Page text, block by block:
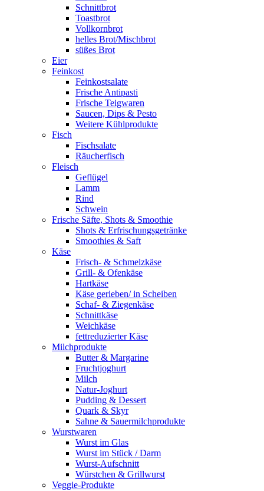
Schnittbrot
Toastbrot
Vollkornbrot
helles Brot/Mischbrot
süßes Brot
Eier
Feinkost
Feinkostsalate
Frische Antipasti
Frische Teigwaren
Saucen, Dips & Pesto
Weitere Kühlprodukte
Fisch
Fischsalate
Räucherfisch
Fleisch
Geflügel
Lamm
Rind
Schwein
Frische Säfte, Shots & Smoothie
Shots & Erfrischungsgetränke
Smoothies & Saft
Käse
Frisch- & Schmelzkäse
Grill- & Ofenkäse
Hartkäse
Käse gerieben/ in Scheiben
Schaf- & Ziegenkäse
Schnittkäse
Weichkäse
fettreduzierter Käse
Milchprodukte
Butter & Margarine
Fruchtjoghurt
Milch
Natur-Joghurt
Pudding & Dessert
Quark & Skyr
Sahne & Sauermilchprodukte
Wurstwaren
Wurst im Glas
Wurst im Stück / Darm
Wurst-Aufschnitt
Würstchen & Grillwurst
Veggie-Produkte